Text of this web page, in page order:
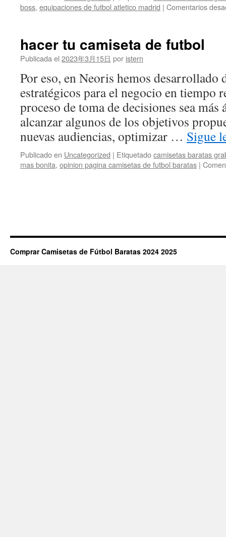
boss, equipaciones de futbol atletico madrid | Comentarios
hacer tu camiseta de futbol
Publicada el 2023年3月15日 por istern
Por eso, en Neoris hemos desarrollado
estratégicos para el negocio en tiempo
proceso de toma de decisiones sea
alcanzar algunos de los objetivos
nuevas audiencias, optimizar … Sigue
Publicado en Uncategorized | Etiquetadocamisetas baratas
mas bonita, opinion pagina camisetas de futbol baratas |
Comprar Camisetas de Fútbol Baratas 2024 2025